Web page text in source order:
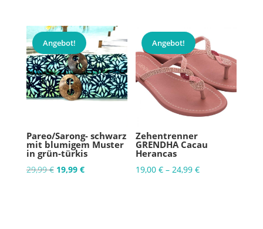
war:
29,99 €
ist:
19,99 €.
29,99 €19,99 €.
Angebot!
Pareo/Sarong- schwarz
mit blumigem Muster
in grün-türkis
29,99€ Ursprünglicher
19,99 €Aktueller
Angebot!
Zehentrenner
GRENDHA Cacau
Herancas
19,00€ –24,99€